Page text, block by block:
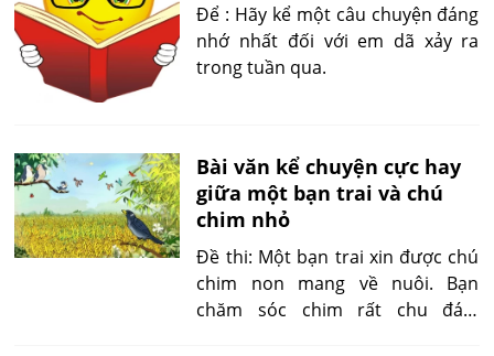
Để : Hãy kể một câu chuyện đáng
nhớ nhất đối với em dã xảy ra
trong tuần qua.
Bài văn kể chuyện cực hay
giữa một bạn trai và chú
chim nhỏ
Đề thi: Một bạn trai xin được chú
chim non mang về nuôi. Bạn
chăm sóc chim rất chu đáo,